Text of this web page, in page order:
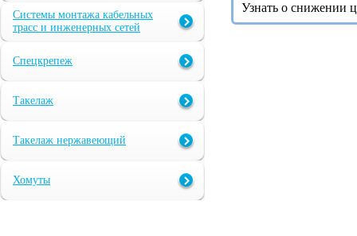
Системы монтажа кабельных
трасс и инженерных сетей
Спецкрепеж
Такелаж
Такелаж нержавеющий
Хомуты
Узнать о снижении